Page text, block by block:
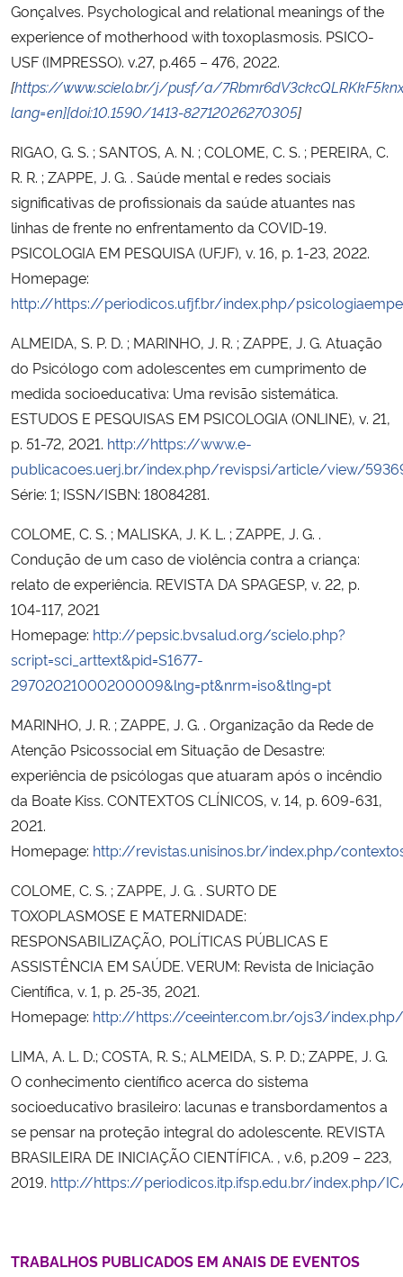
Gonçalves. Psychological and relational meanings of the
experience of motherhood with toxoplasmosis. PSICO-
USF (IMPRESSO). v.27, p.465 – 476, 2022.
[https://www.scielo.br/j/pusf/a/
lang=en][doi:10.1590/1413-82712026270305]
RIGAO, G. S. ; SANTOS, A. N. ; COLOME, C. S. ; PEREIRA, C.
R. R. ; ZAPPE, J. G. . Saúde mental e redes sociais
significativas de profissionais da saúde atuantes nas
linhas de frente no enfrentamento da COVID-19.
PSICOLOGIA EM PESQUISA (UFJF), v. 16, p. 1-23, 2022.
Homepage:
http://https://periodicos.ufjf.br/index.php/
ALMEIDA, S. P. D. ; MARINHO, J. R. ; ZAPPE, J. G. Atuação
do Psicólogo com adolescentes em cumprimento de
medida socioeducativa: Uma revisão sistemática.
ESTUDOS E PESQUISAS EM PSICOLOGIA (ONLINE), v. 21,
p. 51-72, 2021. http://https://www.e-
publicacoes.uerj.br/index.php/revispsi/article/view/
Série: 1; ISSN/ISBN: 18084281.
COLOME, C. S. ; MALISKA, J. K. L. ; ZAPPE, J. G. .
Condução de um caso de violência contra a criança:
relato de experiência. REVISTA DA SPAGESP, v. 22, p.
104-117, 2021
Homepage: http://pepsic.bvsalud.org/scielo.php?
script=sci_arttext&pid=S1677-
29702021000200009&lng=pt&nrm=iso&tlng=pt
MARINHO, J. R. ; ZAPPE, J. G. . Organização da Rede de
Atenção Psicossocial em Situação de Desastre:
experiência de psicólogas que atuaram após o incêndio
da Boate Kiss. CONTEXTOS CLÍNICOS, v. 14, p. 609-631,
2021.
Homepage: http://revistas.unisinos.br/index.php/
COLOME, C. S. ; ZAPPE, J. G. . SURTO DE
TOXOPLASMOSE E MATERNIDADE:
RESPONSABILIZAÇÃO, POLÍTICAS PÚBLICAS E
ASSISTÊNCIA EM SAÚDE. VERUM: Revista de Iniciação
Científica, v. 1, p. 25-35, 2021.
Homepage: http://https://ceeinter.com.br/ojs3/
LIMA, A. L. D.; COSTA, R. S.; ALMEIDA, S. P. D.; ZAPPE, J. G.
O conhecimento científico acerca do sistema
socioeducativo brasileiro: lacunas e transbordamentos a
se pensar na proteção integral do adolescente. REVISTA
BRASILEIRA DE INICIAÇÃO CIENTÍFICA. , v.6, p.209 – 223,
2019. http://https://periodicos.itp.ifsp.edu.br/index.php/
TRABALHOS PUBLICADOS EM ANAIS DE EVENTOS